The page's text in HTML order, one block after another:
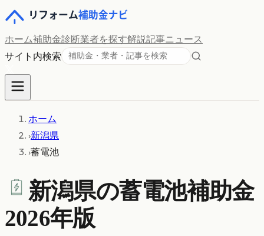
ホーム補助金診断業者を探す解説記事ニュース
サイト内検索
ホーム
›新潟県
›蓄電池
新潟県の蓄電池補助金
2026年版